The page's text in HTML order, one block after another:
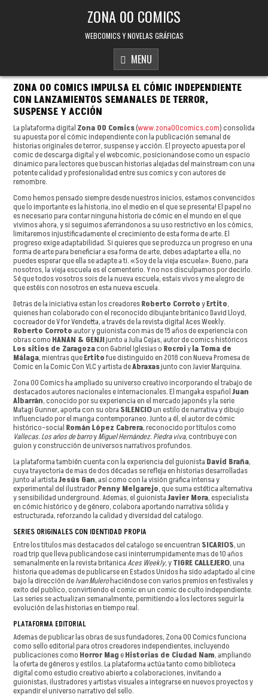
ZONA 00 COMICS
WEBCOMICS Y NOVELAS GRÁFICAS
MENU
ZONA 00 COMICS IMPULSA EL CÓMIC INDEPENDIENTE
CON LANZAMIENTOS SEMANALES DE TERROR,
SUSPENSE Y ACCIÓN
La plataforma digital Zona 00 Comics(www.zona00comics.com) consolida
su apuesta por el cómic independiente con la publicación semanal de
historias originales de terror, suspense y acción. El proyecto apuesta por el
comic de descarga digital y el webcomic, posicionándose como un espacio
dinámico para lectores que buscan historias alejadas del mainstream con una
potente calidad y profesionalidad entre sus comics y con autores de
remombre.
Como hemos pensado siempre desde nuestros inicios, estamos convencidos
que lo importante es la historia, ¡no el medio en el que se presenta! El papel no
es necesario para contar ninguna historia de cómic en el mundo en el que
vivimos ahora, y si seguimos aferrándonos a su uso restrictivo en los cómics,
limitaremos injustificadamente el crecimiento de esta forma de arte. El
progreso exige adaptabilidad. Si quieres que se produzca un progreso en una
forma de arte para beneficiar a esa forma de arte, debes adaptarte a ella, no
puedes esperar que ella se adapte a ti. «Soy de la vieja escuela». Bueno, para
nosotros, la vieja escuela es el cementerio. Y no nos disculpamos por decirlo.
Sé que todos vosotros sois de la nueva escuela, estais vivos y me alegro de
que estéis con nosotros en esta nueva escuela.
Detrás de la iniciativa están los creadoresRoberto CorrotoyErtito,
quienes han colaborado con el reconocido dibujante británico David Lloyd,
cocreador de V for Vendetta, a través de la revista digital Aces Weekly.
Roberto Corrotoautor y guionista con más de 15 años de experiencia con
obras como HANAN & GENJIjunto a Julia Cejas, autor de comics históricos
Los sitios de Zaragozacon Gabriel Iglesias o Rocroiyla Toma de
Málaga, mientras queErtitofue distinguido en 2018 con Nueva Promesa de
Comic en la Comic Con VLC y artista deAbraxasjunto con Javier Marquina.
Zona 00 Comics ha ampliado su universo creativo incorporando el trabajo de
destacados autores nacionales e internacionales. El mangaka españolJuan
Albarrán, conocido por su experiencia en el mercado japonés y la serie
Matagi Gunner, aporta con su obra SILENCIOun estilo de narrativa y dibujo
influenciado por el manga contemporáneo. Junto a él, el autor de cómic
histórico-social Román López Cabrera, reconocido por títulos como
Vallecas. Los años de barroyMiguel Hernández. Piedra viva, contribuye con
guion y construcción de universos narrativos profundos.
La plataforma también cuenta con la experiencia del guionista David Braña,
cuya trayectoria de más de dos décadas se refleja en historias desarrolladas
junto al artistaJesús Gan, así como con la visión gráfica intensa y
experimental del ilustradorPenny Melgarejo, que suma estética alternativa
y sensibilidad underground. Además, el guionistaJavier Mora, especialista
en cómic histórico y de género, colabora aportando narrativa sólida y
estructurada, reforzando la calidad y diversidad del catálogo.
SERIES ORIGINALES CON IDENTIDAD PROPIA
Entre los títulos más destacados del catálogo se encuentran SICARIOS, un
road trip que lleva publicándose casi ininterrumpidamente mas de 10 años
semanalmente en la revista británicaAces Weekly, yTIGRE CALLEJERO, una
historia que además de publicarse en Estados Unidos ha sido adaptado al cine
bajo la dirección deIvan Mulerohaciéndose con varios premios en festivales y
exito del publico, convirtiendo el comic en un comic de culto independiente.
Las series se actualizan semanalmente, permitiendo a los lectores seguir la
evolución de las historias en tiempo real.
PLATAFORMA EDITORIAL
Además de publicar las obras de sus fundadores, Zona 00 Comics funciona
como sello editorial para otros creadores independientes, incluyendo
publicaciones como Horror MageHistorias de Ciudad Nam, ampliando
la oferta de géneros y estilos. La plataforma actúa tanto como biblioteca
digital como estudio creativo abierto a colaboraciones, invitando a
guionistas, ilustradores y artistas visuales a integrarse en nuevos proyectos y
expandir el universo narrativo del sello.